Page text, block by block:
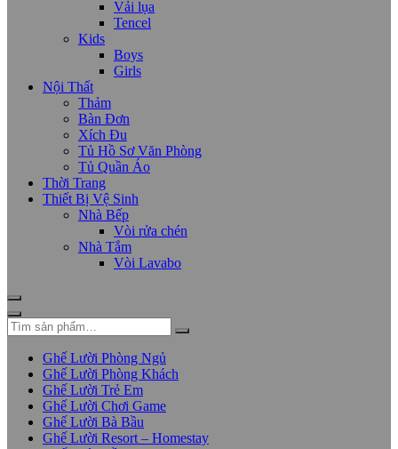
Vải lụa
Tencel
Kids
Boys
Girls
Nội Thất
Thảm
Bàn Đơn
Xích Đu
Tủ Hồ Sơ Văn Phòng
Tủ Quần Áo
Thời Trang
Thiết Bị Vệ Sinh
Nhà Bếp
Vòi rửa chén
Nhà Tắm
Vòi Lavabo
Ghế Lười Phòng Ngủ
Ghế Lười Phòng Khách
Ghế Lười Trẻ Em
Ghế Lười Chơi Game
Ghế Lười Bà Bầu
Ghế Lười Resort – Homestay